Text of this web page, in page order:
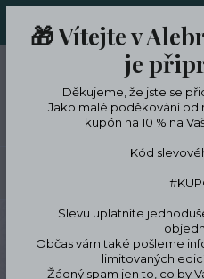
Designové oblečení a doplňky
🎁 Vítejte v
je
Děkujeme, že jste se
Jako malé poděkování od
kupón na 10 % na
Kód
Slevu uplatníte
Občas vám také pošleme
limitovaných
Žádný spam jen to, co by